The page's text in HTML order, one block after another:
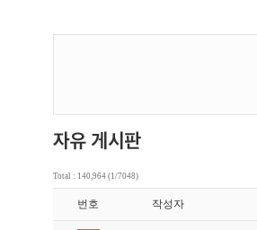
Total : 140,964 (1/7048)
번호 작성자